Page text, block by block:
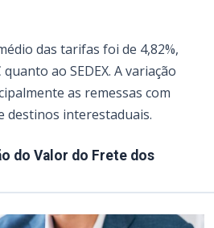
das tarifas foi de 4,82%,
ao SEDEX. A variação
as remessas com
destinos interestaduais.
do Valor do Frete dos